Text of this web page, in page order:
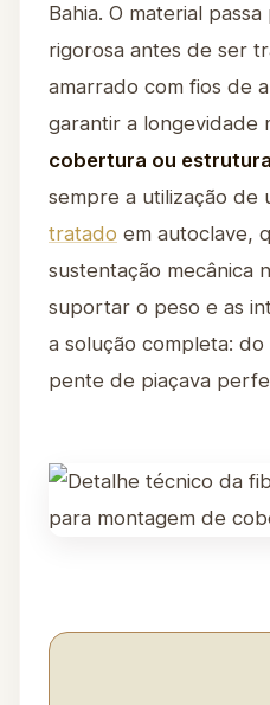
Bahia. O material
rigorosa antes de ser
amarrado com fios de
garantir a longevidade
cobertura ou estrutura
sempre a utilização de
tratado em autoclave,
sustentação mecânica
suportar o peso e as
a solução completa:
pente de piaçava